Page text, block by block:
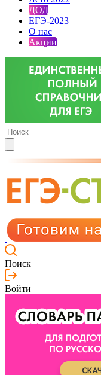
ДОД
ЕГЭ-2023
О нас
Акции
Поиск
Войти